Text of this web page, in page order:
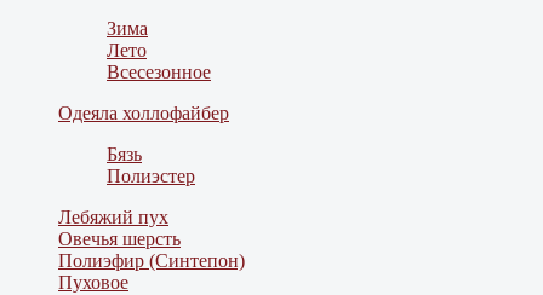
Зима
Лето
Всесезонное
Одеяла холлофайбер
Бязь
Полиэстер
Лебяжий пух
Овечья шерсть
Полиэфир (Синтепон)
Пуховое